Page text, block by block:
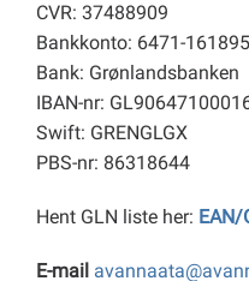
CVR: 37488909
Bankkonto: 6471-
Bank: Grønlandsbanken
IBAN-nr:
Swift: GRENGLGX
PBS-nr: 86318644
Hent GLN liste her: EAN/
E-mail